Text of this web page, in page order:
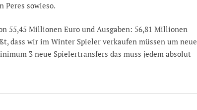
Peres sowieso.
55,45 Millionen Euro und Ausgaben: 56,81 Millionen
dass wir im Winter Spieler verkaufen müssen um neue
3 neue Spielertransfers das muss jedem absolut